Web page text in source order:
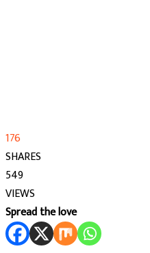
176
SHARES
549
VIEWS
Spread the love